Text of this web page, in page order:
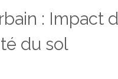
: Impact
du sol